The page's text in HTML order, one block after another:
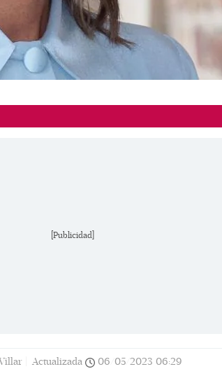
[Publicidad]
| Actualizada 06/05/2023 06:29